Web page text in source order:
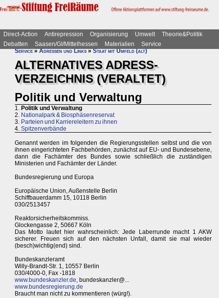
Direct-Action Antirepression Organisierung Umwelt
Theorie&Politik
Debatten
Saasen/GI/Mittelhessen Materialien
Service
Service»Adressen und Links»Staat mit Umfeld (alt)
ALTERNATIVES ADRESS-
VERZEICHNIS (VERALTET)
Politik und Verwaltung
1. Politik und Verwaltung
2. Nationalpark & Biosphäsenreservat
3. Parteien und Karriereleitern zu ihnen
4. Spitzenverbände
Genannt werden im folgenden die Regierungsstellen selbst und die von
ihnen eingerichteten Fachbehörden, zunächst auf EU- und Bundesebene,
dann die Fachämter des Bundes sowie schließlich die zuständigen
Ministerien und Fachämter der Länder.
Bundesregierung und Europa
Europäische Union, Außenstelle Berlin
Schiffbauerdamm 15, 10118 Berlin
030/2513457
Reaktorsicherheitskommiss.
Glockengasse 2, 50667 Köln
Das Motto lautet hier wahrscheinlich: Jede Laberrunde macht 1 AKW
sicherer. Freuen sich auf den nächsten Unfall, damit sie mal wieder
(besch)wichtig(end) sind.
Bundeskanzleramt
Willy-Brandt-Str. 1, 10557 Berlin
030/4000-0, Fax -1818
www.bundeskanzler.de, bundeskanzler@...
www.bundesregierung.de
Braucht man nicht zu kommentieren (würg!).